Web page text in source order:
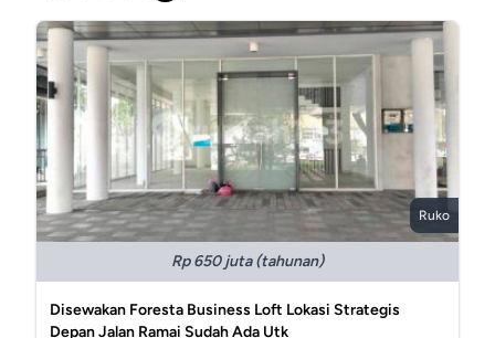
Ruko
Rp 650 juta (tahunan)
Disewakan Foresta Business Loft Lokasi Strategis
Depan Jalan Ramai Sudah Ada Utk